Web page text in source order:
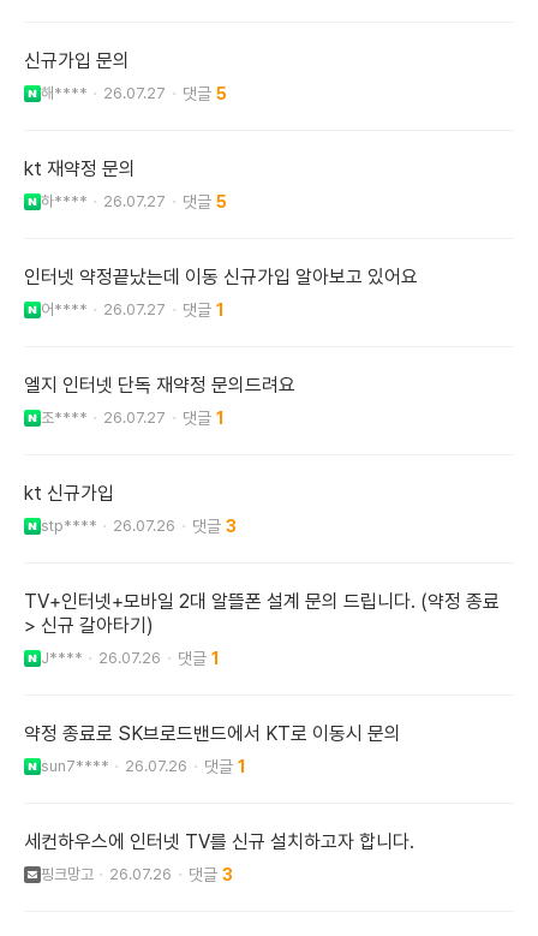
신규가입 문의
해**** 26.07.27 5
kt 재약정 문의
하**** 26.07.27 5
인터넷 약정끝났는데 이동 신규가입 알아보고 있어요
어**** 26.07.27 1
엘지 인터넷 단독 재약정 문의드려요
조**** 26.07.27 1
kt 신규가입
stp**** 26.07.26 3
TV+인터넷+모바일 2대 알뜰폰 설계 문의 드립니다. (약정 종료
> 신규 갈아타기)
J**** 26.07.26 1
약정 종료로 SK브로드밴드에서 KT로 이동시 문의
sun7**** 26.07.26 1
세컨하우스에 인터넷 TV를 신규 설치하고자 합니다.
핑크망고 26.07.26 3